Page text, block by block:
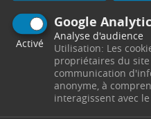
Google
Activé
Analyse d'audience
Utilisation: Les
propriétaires du
communication
anonyme, à
interagissent avec le
Contemporain, Hip-
Irlandaise,
contact, Atelier
Ateliers créatifs …
Forfait semaine
100€ / Non